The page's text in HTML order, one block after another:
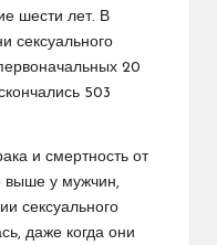
шести лет. В
сексуального
20
503
и смертность от
выше у мужчин,
сексуального
даже когда они